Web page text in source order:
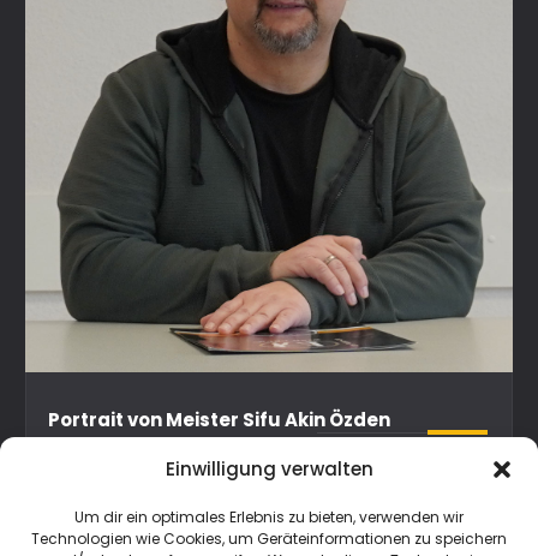
Einwilligung verwalten
Um dir ein optimales Erlebnis zu bieten, verwenden wir
Technologien wie Cookies, um Geräteinformationen zu speichern
Portrait von Meister Sifu Akin Özden